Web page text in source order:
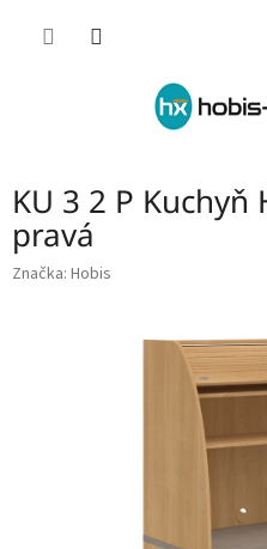
KU 3 2 P
pravá
Značka: Hobis